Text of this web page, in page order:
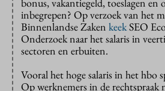
bonus, vakantiegeld, toeslagen en
inbegrepen? Op verzoek van het
Binnenlandse Zaken keekSEO
Onderzoek naar het salaris in
sectoren en erbuiten.
Vooral het hoge salaris in het hbo
Op werknemers in de rechtspraak